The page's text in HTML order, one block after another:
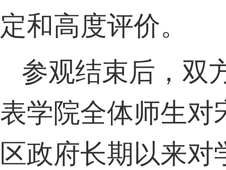
定和高度评价。
参观结束后，双
表学院全体师生对
区政府长期以来